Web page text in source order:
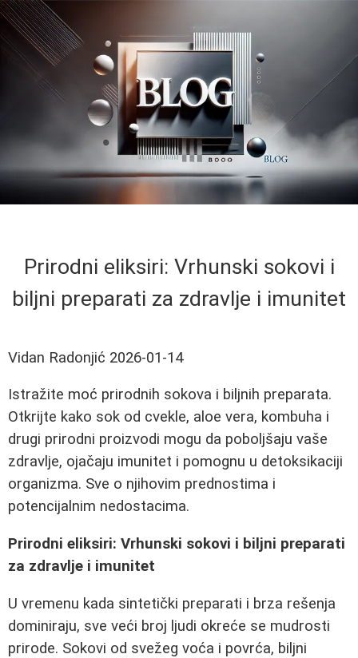
Prirodni eliksiri: Vrhunski sokovi i
biljni preparati za zdravlje i imunitet
Vidan Radonjić 2026-01-14
Istražite moć prirodnih sokova i biljnih preparata.
Otkrijte kako sok od cvekle, aloe vera, kombuha i
drugi prirodni proizvodi mogu da poboljšaju vaše
zdravlje, ojačaju imunitet i pomognu u detoksikaciji
organizma. Sve o njihovim prednostima i
potencijalnim nedostacima.
Prirodni eliksiri: Vrhunski sokovi i biljni preparati
za zdravlje i imunitet
U vremenu kada sintetički preparati i brza rešenja
dominiraju, sve veći broj ljudi okreće se mudrosti
prirode. Sokovi od svežeg voća i povrća, biljni